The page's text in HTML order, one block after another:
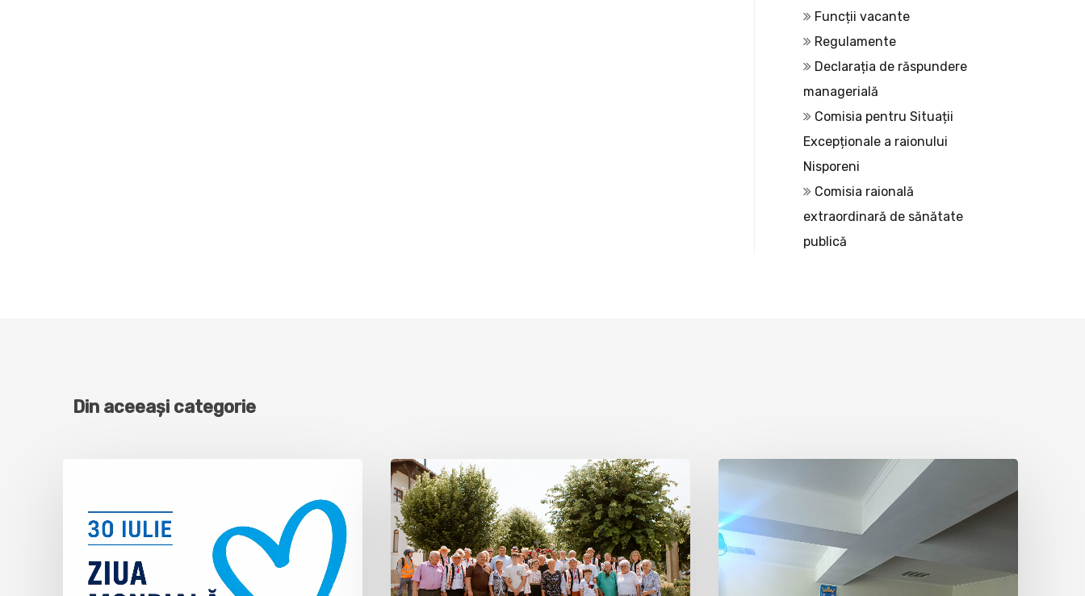
Funcții vacante
Regulamente
Declarația de răspundere
managerială
Comisia pentru Situații
Excepționale a raionului
Nisporeni
Comisia raională
extraordinară de sănătate
publică
Din aceeași categorie